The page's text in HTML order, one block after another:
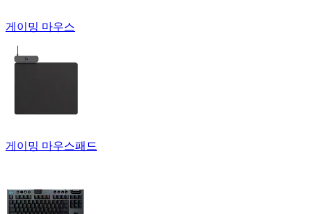
게이밍 마우스
게이밍 마우스패드